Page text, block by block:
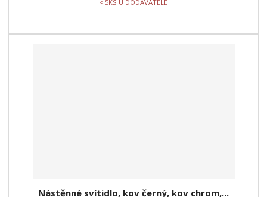
< 5KS U DODAVATELE
Nástěnné svítidlo, kov černý, kov chrom,...